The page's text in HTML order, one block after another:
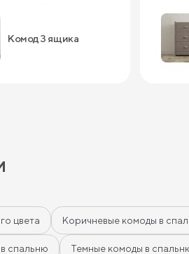
все перебрал,
Уверена, комод 3
нам долго.
Комод 3 ящика
цвета Коричневые комоды в
спальню Темные комоды в